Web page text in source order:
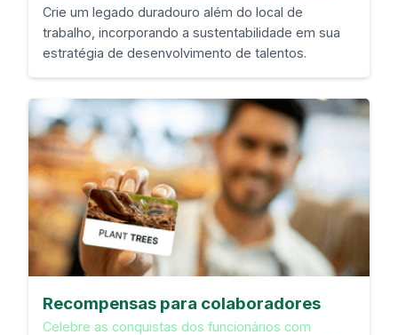
Crie um legado duradouro além do local de
trabalho, incorporando a sustentabilidade em sua
estratégia de desenvolvimento de talentos.
Recompensas para colaboradores
Celebre as conquistas dos funcionários com